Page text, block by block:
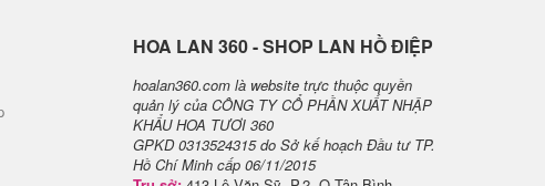
H​OA LAN 360 - SHOP LAN HỒ ĐIỆP
hoalan360.com là website trực thuộc quyền
quản lý của CÔNG TY CỔ PHẦN XUẤT NHẬP
KHẨU HOA TƯƠI 360
GPKD 0313524315 do Sở kế hoạch Đầu tư TP.
Hồ Chí Minh cấp 06/11/2015